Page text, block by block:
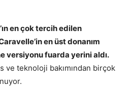
en çok tercih edilen
en üst donanım
versiyonu fuarda yerini aldı.
ve teknoloji bakımından birçok